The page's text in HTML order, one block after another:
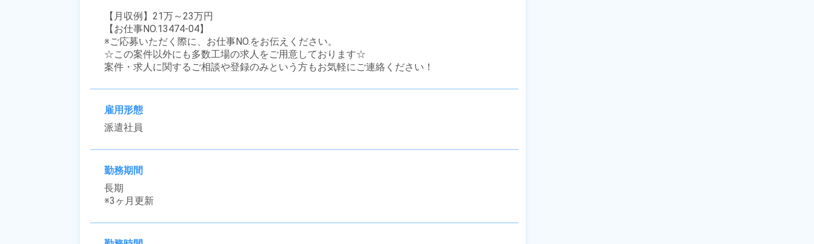
【月収例】21万～23万円
【お仕事NO.13474-04】
※ご応募いただく際に、お仕事NO.をお伝えください。
☆この案件以外にも多数工場の求人をご用意しております☆
案件・求人に関するご相談や登録のみという方もお気軽にご連絡ください！
雇用形態
派遣社員
勤務期間
長期
※3ヶ月更新